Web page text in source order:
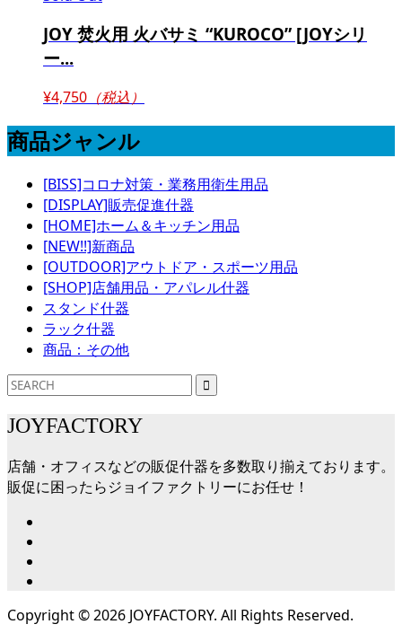
JOY 焚火用 火バサミ “KUROCO” [JOYシリ
ー...
¥4,750 （税込）
商品ジャンル
[BISS]コロナ対策・業務用衛生用品
[DISPLAY]販売促進什器
[HOME]ホーム＆キッチン用品
[NEW!!]新商品
[OUTDOOR]アウトドア・スポーツ用品
[SHOP]店舗用品・アパレル什器
スタンド什器
ラック什器
商品：その他
JOYFACTORY
店舗・オフィスなどの販促什器を多数取り揃えております。
販促に困ったらジョイファクトリーにお任せ！
Copyright ©2026 JOYFACTORY. All Rights Reserved.